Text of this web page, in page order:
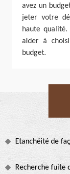
avez un
jeter votre
haute qualité.
aider à
budget.
Etanchéité de
Recherche fuite